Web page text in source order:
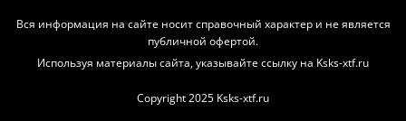
Вся информация на сайте носит справочный характер и не является
публичной офертой.
Используя материалы сайта, указывайте ссылку на Ksks-xtf.ru
Copyright 2025 Ksks-xtf.ru